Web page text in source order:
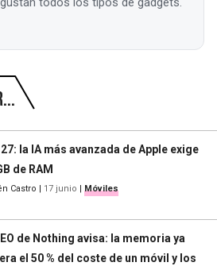
todos los tipos de gadgets.
27: la IA más avanzada de Apple exige
de RAM
Castro | 17 junio | Móviles
de Nothing avisa: la memoria ya
el 50 % del coste de un móvil y los